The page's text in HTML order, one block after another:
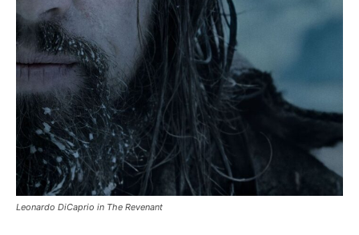
Leonardo DiCaprio in The Revenant